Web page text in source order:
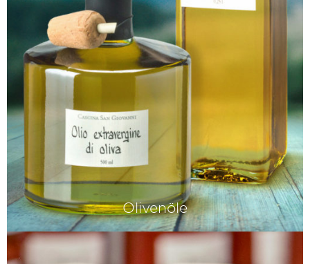
Olivenöle
Speziell ausgesuchte Olivenöle, die wir
ausschliesslich von uns persönlich